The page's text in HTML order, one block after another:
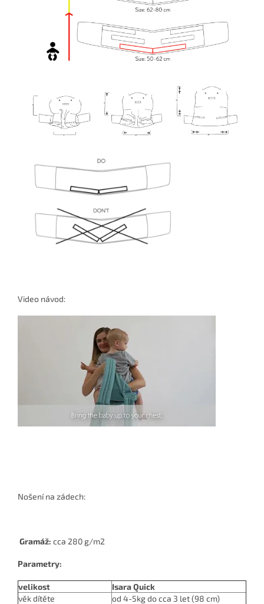
Video návod:
Nošení na zádech:
Gramáž: cca 280 g/m2
Parametry:
velikost
Isara Quick
věk dítěte
od 4-5kg do cca 3 let (98 cm)